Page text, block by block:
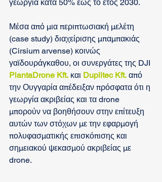
γεωργία κατά 50% έως το έτος 2030.
Μέσα από μια περιπτωσιακή μελέτη
(case study) διαχείρισης μπαμπακιάς
(Cirsium arvense) κοινώς
γαϊδουράγκαθου, οι συνεργάτες της DJI
PlantaDrone Kft. και Duplitec Kft. από
την Ουγγαρία απέδειξαν πρόσφατα ότι η
γεωργία ακριβείας και τα drone
μπορούν να βοηθήσουν στην επίτευξη
αυτών των στόχων με την εφαρμογή
πολυφασματικής επισκόπισης και
σημειακού ψεκασμού ακριβείας με
drone.